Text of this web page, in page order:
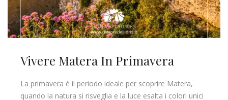
Vivere Matera In Primavera
La primavera è il periodo ideale per scoprire Matera,
quando la natura si risveglia e la luce esalta i colori unici